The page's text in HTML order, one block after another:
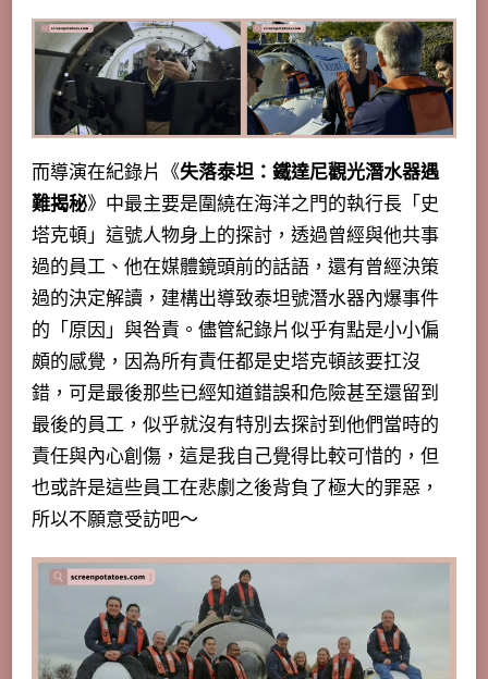
而導演在紀錄片《失落泰坦：鐵達尼觀光潛水器遇
難揭秘》中最主要是圍繞在海洋之門的執行長「史
塔克頓」這號人物身上的探討，透過曾經與他共事
過的員工、他在媒體鏡頭前的話語，還有曾經決策
過的決定解讀，建構出導致泰坦號潛水器內爆事件
的「原因」與咎責。儘管紀錄片似乎有點是小小偏
頗的感覺，因為所有責任都是史塔克頓該要扛沒
錯，可是最後那些已經知道錯誤和危險甚至還留到
最後的員工，似乎就沒有特別去探討到他們當時的
責任與內心創傷，這是我自己覺得比較可惜的，但
也或許是這些員工在悲劇之後背負了極大的罪惡，
所以不願意受訪吧～